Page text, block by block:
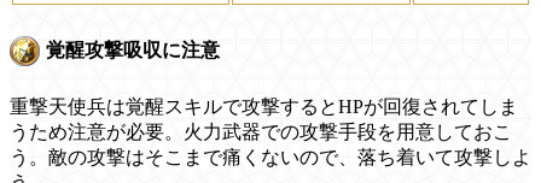
覚醒攻撃吸収に注意
重撃天使兵は覚醒スキルで攻撃するとHPが回復されてしま
うため注意が必要。火力武器での攻撃手段を用意しておこ
う。敵の攻撃はそこまで痛くないので、落ち着いて攻撃しよ